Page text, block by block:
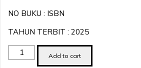
NO BUKU : ISBN
TAHUN TERBIT : 2025
Manajemen
Strategi
Add to cart